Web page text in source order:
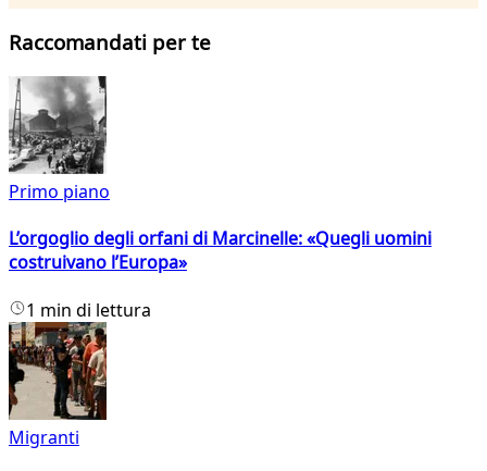
Raccomandati per te
Primo piano
L’orgoglio degli orfani di Marcinelle: «Quegli uomini
costruivano l’Europa»
1 min di lettura
Migranti